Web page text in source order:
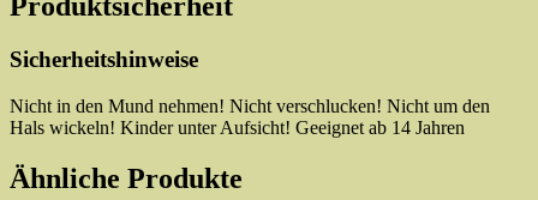
Produktsicherheit
Sicherheitshinweise
Nicht in den Mund nehmen! Nicht verschlucken! Nicht um den
Hals wickeln! Kinder unter Aufsicht! Geeignet ab 14 Jahren
Ähnliche Produkte